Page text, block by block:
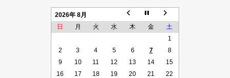
2026年 8月
日
月 火 水 木 金
土
1
2
3 4 5 6 7
8
9
10 11 12 13 14
15
16
17 18 19 20 21
22